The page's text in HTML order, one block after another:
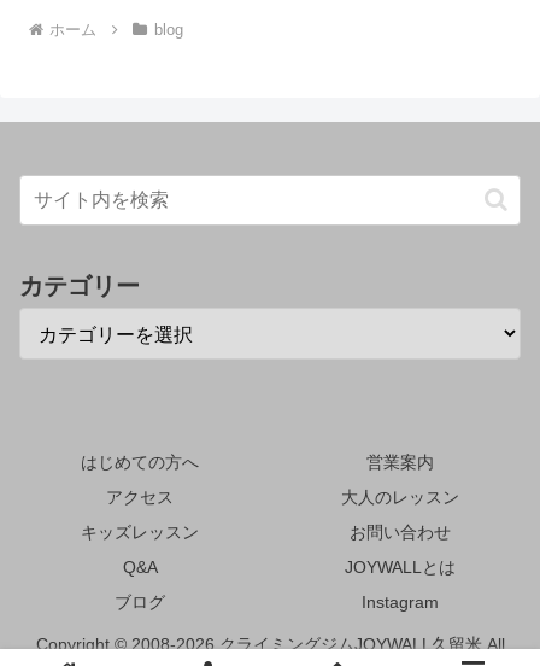
ホーム blog
カテゴリー
はじめての方へ
営業案内
アクセス
大人のレッスン
キッズレッスン
お問い合わせ
Q&A
JOYWALLとは
ブログ
Instagram
Copyright © 2008-2026 クライミングジムJOYWALL久留米 All